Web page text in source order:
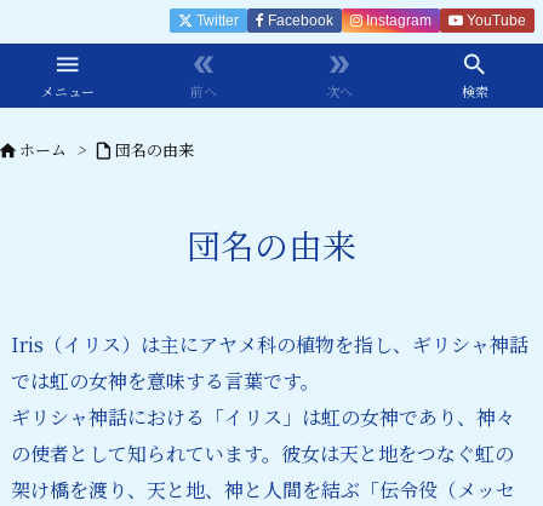

メニュー

前へ

次へ

検索
Twitter Facebook Instagram YouTube
ホーム >  団名の由来
団名の由来
Iris（イリス）は主にアヤメ科の植物を指し、ギリシャ神話
では虹の女神を意味する言葉です。
ギリシャ神話における「イリス」は虹の女神であり、神々
の使者として知られています。彼女は天と地をつなぐ虹の
架け橋を渡り、天と地、神と人間を結ぶ「伝令役（メッセ